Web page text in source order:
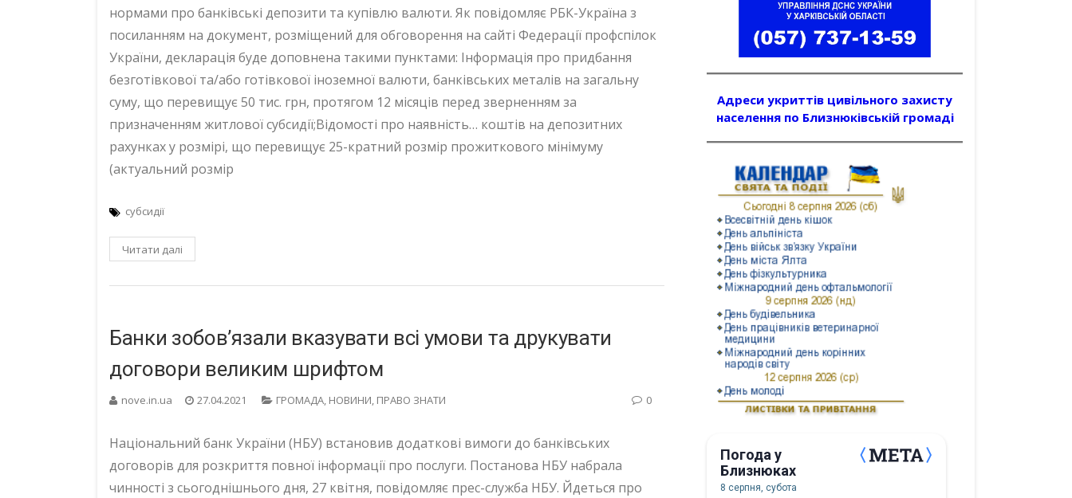
нормами про банківські депозити та купівлю валюти. Як повідомляє РБК-Україна з
посиланням на документ, розміщений для обговорення на сайті Федерації профспілок
України, декларація буде доповнена такими пунктами: Інформація про придбання
безготівкової та/або готівкової іноземної валюти, банківських металів на загальну
суму, що перевищує 50 тис. грн, протягом 12 місяців перед зверненням за
призначенням житлової субсидії;Відомості про наявність… коштів на депозитних
рахунках у розмірі, що перевищує 25-кратний розмір прожиткового мінімуму
(актуальний розмір
субсидії
Читати далі
Банки зобов’язали вказувати всі умови та друкувати
договори великим шрифтом
nove.in.ua 27.04.2021 ГРОМАДА НОВИНИ ПРАВО ЗНАТИ 0
Національний банк України (НБУ) встановив додаткові вимоги до банківських
договорів для розкриття повної інформації про послуги. Постанова НБУ набрала
чинності з сьогоднішнього дня, 27 квітня, повідомляє прес-служба НБУ. Йдеться про
Адреси укриттів цивільного захисту
населення по Близнюківській громаді
Погода у
Близнюках
8 серпня, субота